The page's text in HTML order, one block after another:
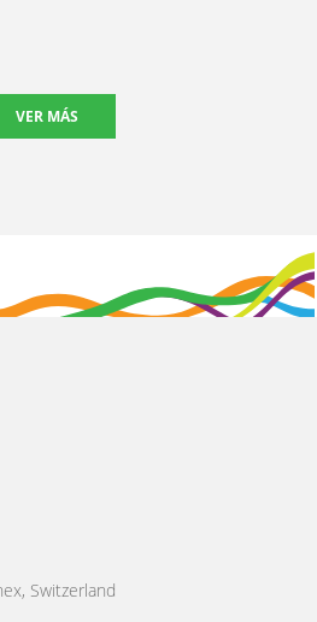
VER MÁS
Switzerland